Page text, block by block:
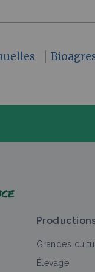
Grandes
Élevage